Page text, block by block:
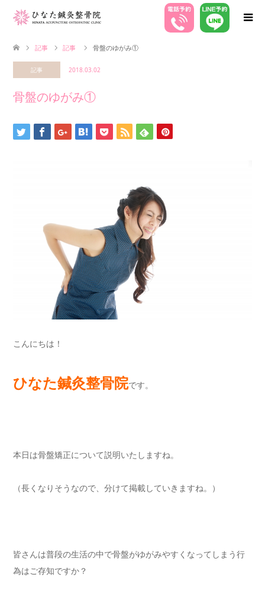
記事 記事 骨盤のゆがみ①
記事 2018.03.02
骨盤のゆがみ①
こんにちは！
ひなた鍼灸整骨院です。
本日は骨盤矯正について説明いたしますね。
（長くなりそうなので、分けて掲載していきますね。）
皆さんは普段の生活の中で骨盤がゆがみやすくなってしまう行
為はご存知ですか？